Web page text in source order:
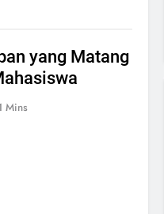
yang Matang
Mins